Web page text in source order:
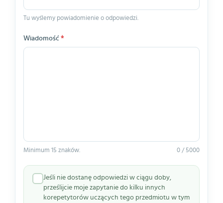
Tu wyślemy powiadomienie o odpowiedzi.
Wiadomość *
Minimum 15 znaków. 0 / 5000
Jeśli nie dostanę odpowiedzi w ciągu doby,
prześlijcie moje zapytanie do kilku innych
korepetytorów uczących tego przedmiotu w tym